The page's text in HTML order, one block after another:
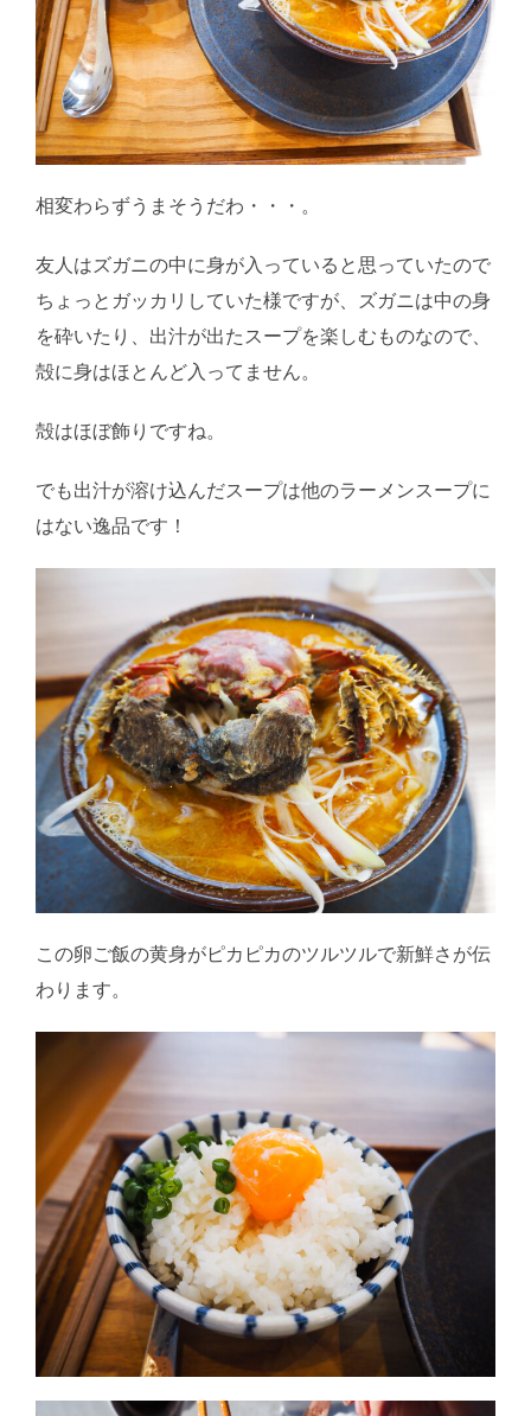
相変わらずうまそうだわ・・・。
友人はズガニの中に身が入っていると思っていたので
ちょっとガッカリしていた様ですが、ズガニは中の身
を砕いたり、出汁が出たスープを楽しむものなので、
殻に身はほとんど入ってません。
殻はほぼ飾りですね。
でも出汁が溶け込んだスープは他のラーメンスープに
はない逸品です！
この卵ご飯の黄身がピカピカのツルツルで新鮮さが伝
わります。